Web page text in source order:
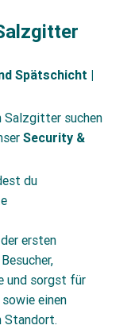
Spätschicht |
Salzgitter suchen
Security &
du
ersten
und sorgst für
einen
Standort.